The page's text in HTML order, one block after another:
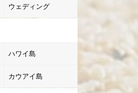
ウェディング
ハワイ島
カウアイ島